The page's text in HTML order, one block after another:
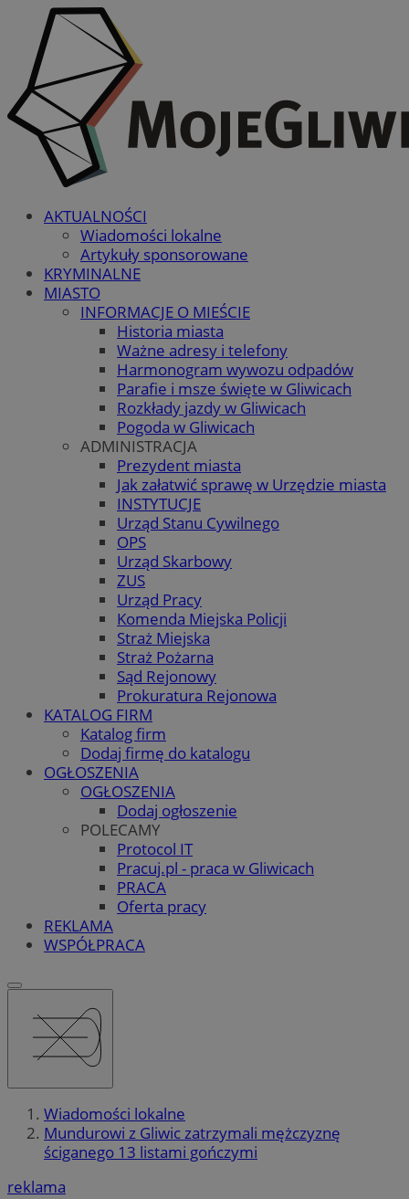
AKTUALNOŚCI
Wiadomości lokalne
Artykuły sponsorowane
KRYMINALNE
MIASTO
INFORMACJE O MIEŚCIE
Historia miasta
Ważne adresy i telefony
Harmonogram wywozu odpadów
Parafie i msze święte w Gliwicach
Rozkłady jazdy w Gliwicach
Pogoda w Gliwicach
ADMINISTRACJA
Prezydent miasta
Jak załatwić sprawę w Urzędzie miasta
INSTYTUCJE
Urząd Stanu Cywilnego
OPS
Urząd Skarbowy
ZUS
Urząd Pracy
Komenda Miejska Policji
Straż Miejska
Straż Pożarna
Sąd Rejonowy
Prokuratura Rejonowa
KATALOG FIRM
Katalog firm
Dodaj firmę do katalogu
OGŁOSZENIA
OGŁOSZENIA
Dodaj ogłoszenie
POLECAMY
Protocol IT
Pracuj.pl - praca w Gliwicach
PRACA
Oferta pracy
REKLAMA
WSPÓŁPRACA
Wiadomości lokalne
Mundurowi z Gliwic zatrzymali mężczyznę
ściganego 13 listami gończymi
reklama